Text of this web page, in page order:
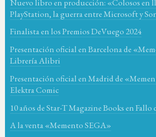
Nuevo libro en producción: «Colosos en
PlayStation, la guerra entre Microsoft y
Finalista en los Premios DeVuego 2024
Presentación oficial en Barcelona de
Librería Alibri
Presentación oficial en Madrid de
Elektra Comic
10 años de Star-T Magazine Books en Fallo
A la venta «Memento SEGA»